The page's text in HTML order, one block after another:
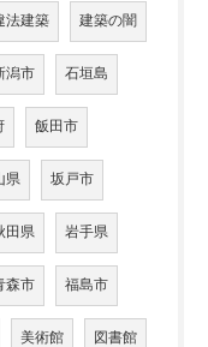
法建築 建築の闇
潟市 石垣島
飯田市
県 坂戸市
田県 岩手県
森市 福島市
美術館 図書館